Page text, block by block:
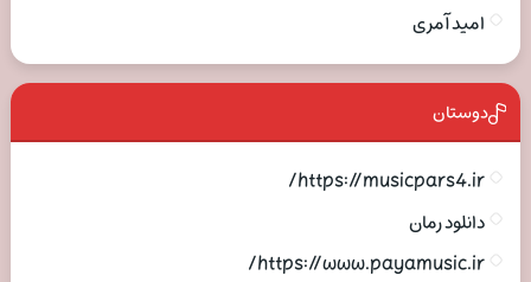
امید آمری
دوستان
https://musicpars4.ir/
دانلود رمان
https://www.payamusic.ir/